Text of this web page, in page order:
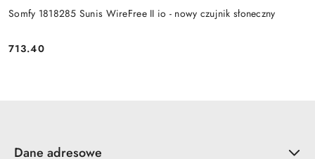
Somfy 1818285 Sunis WireFree II io - nowy czujnik słoneczny
Cena:
713.40
Dane adresowe